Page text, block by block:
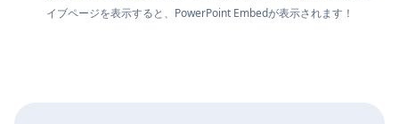
イブページを表示すると、PowerPoint Embedが表示されます！